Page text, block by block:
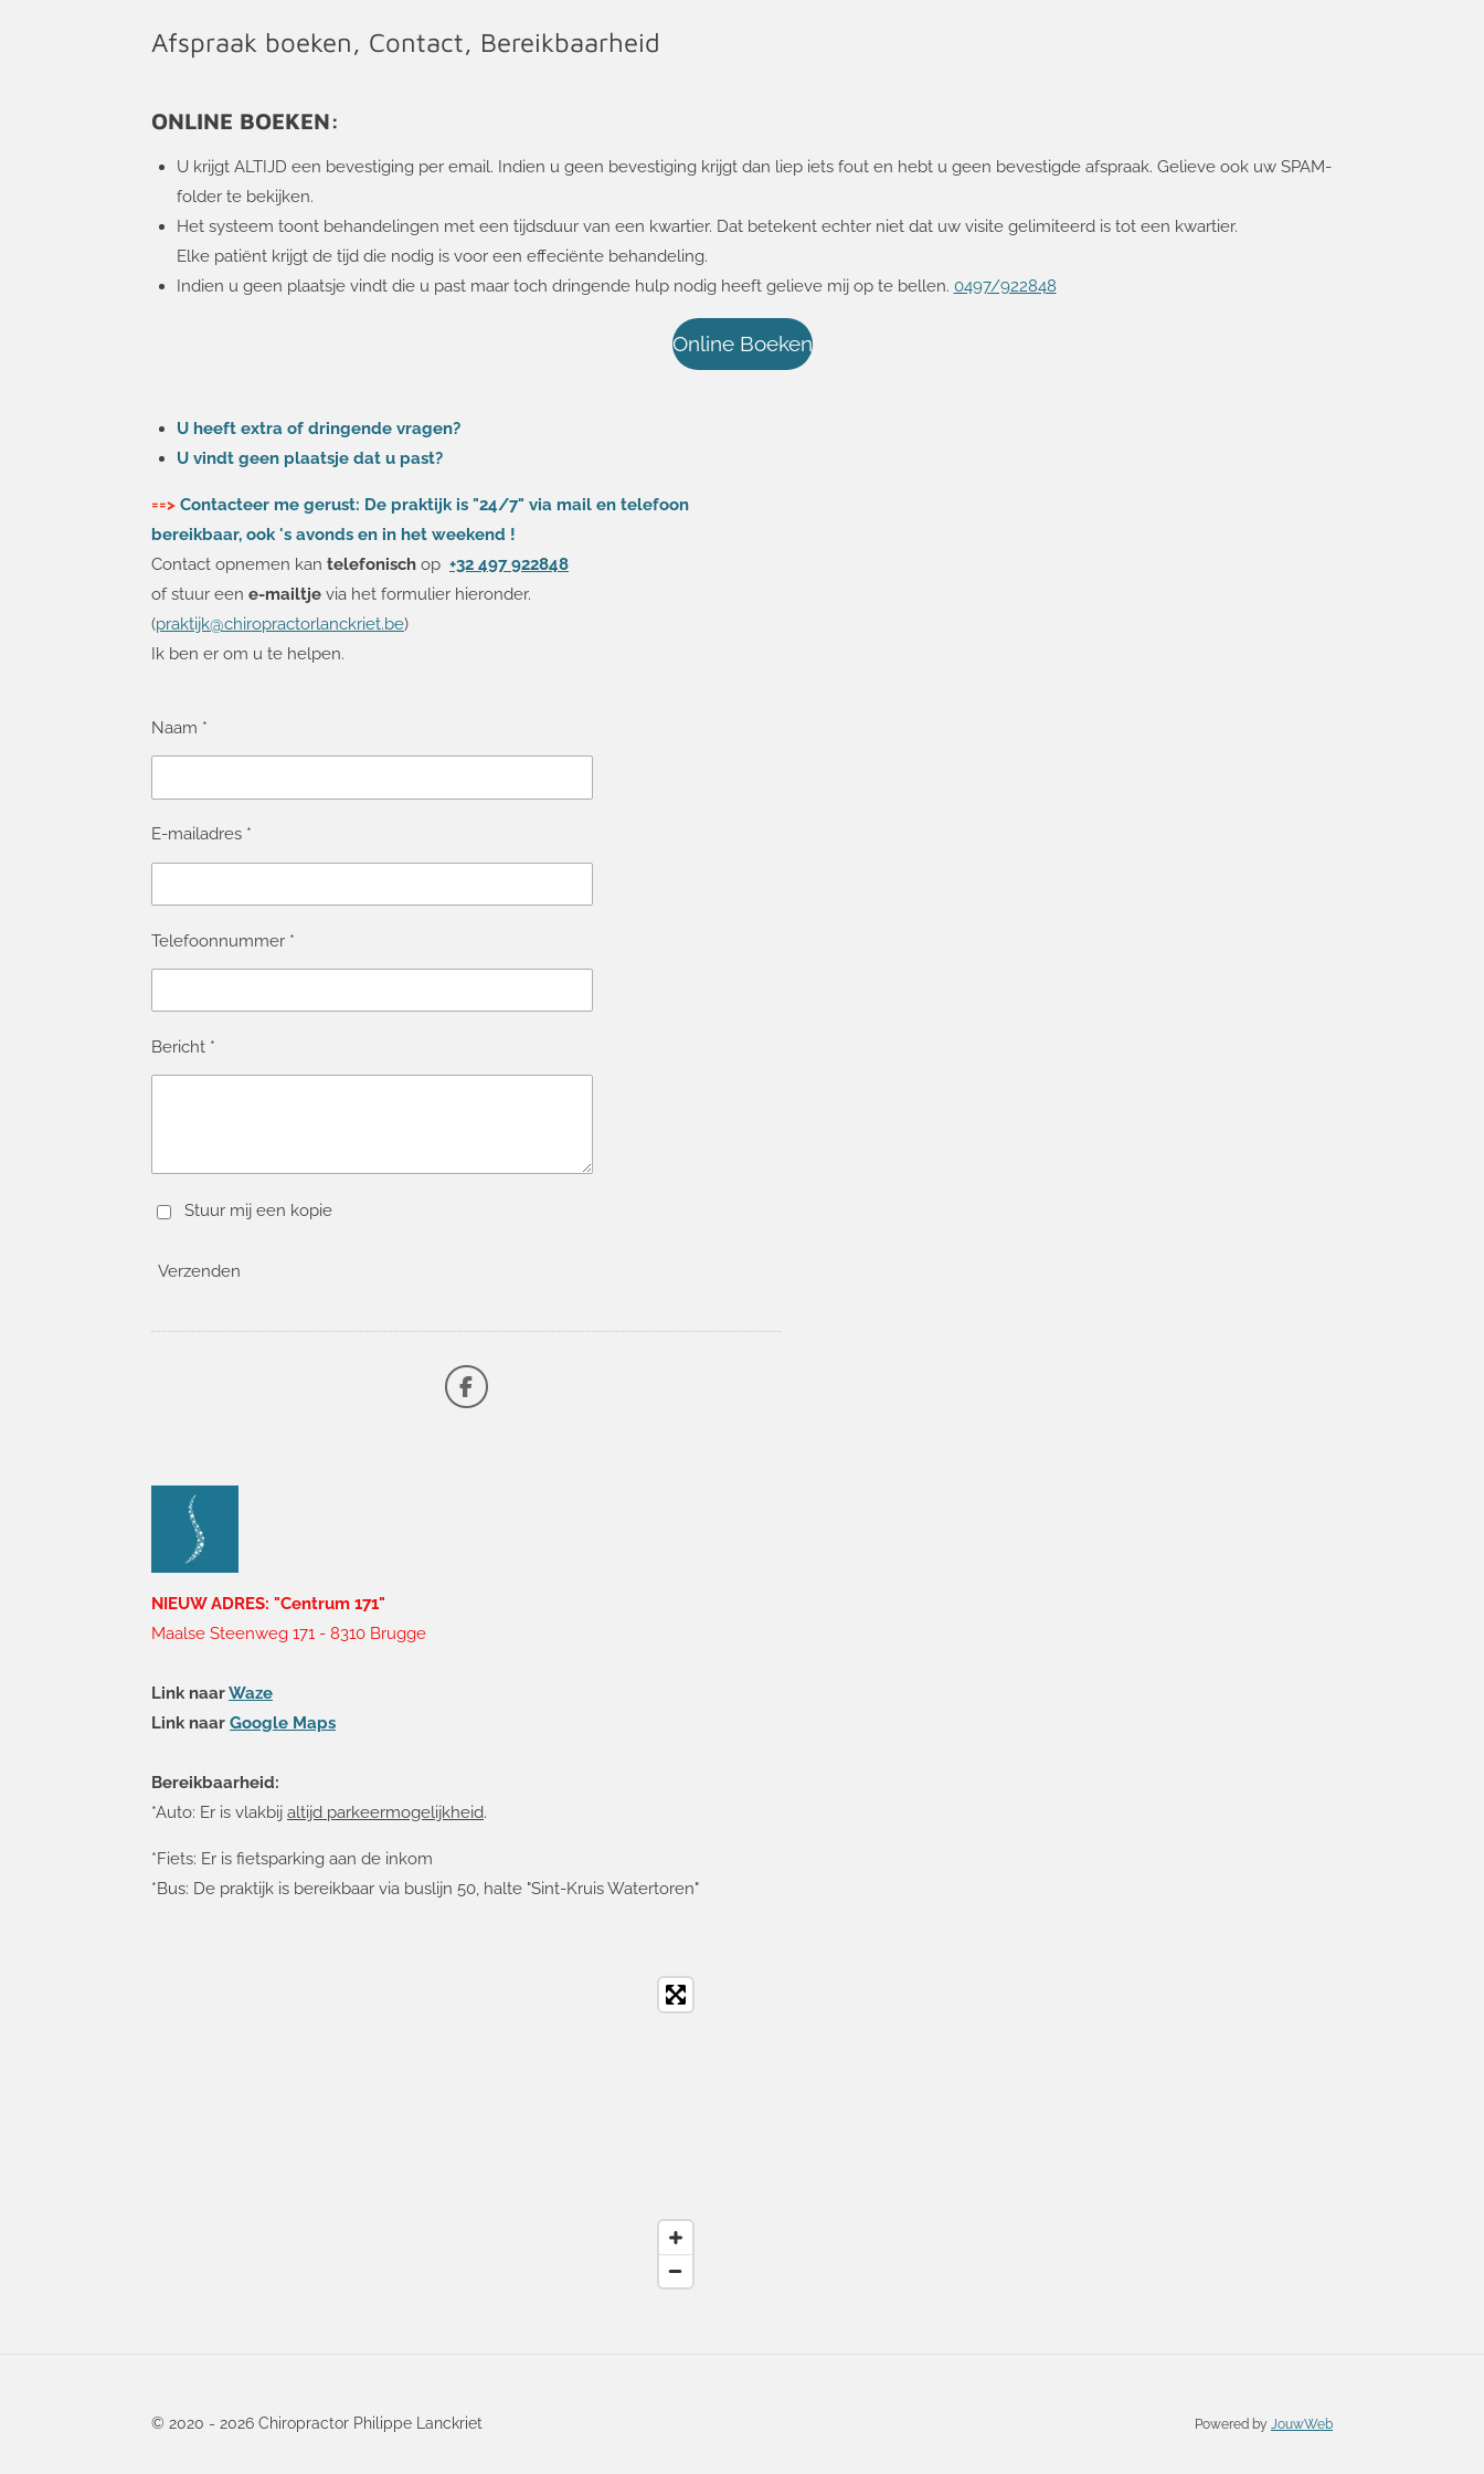
Afspraak boeken, Contact, Bereikbaarheid
ONLINE BOEKEN:
U krijgt ALTIJD een bevestiging per email. Indien u geen bevestiging krijgt dan liep iets fout en hebt u geen bevestigde afspraak. Gelieve ook uw SPAM-
folder te bekijken.
Het systeem toont behandelingen met een tijdsduur van een kwartier. Dat betekent echter niet dat uw visite gelimiteerd is tot een kwartier.
Elke patiënt krijgt de tijd die nodig is voor een effeciënte behandeling.
Indien u geen plaatsje vindt die u past maar toch dringende hulp nodig heeft gelieve mij op te bellen. 0497/922848
Online Boeken
U heeft extra of dringende vragen?
U vindt geen plaatsje dat u past?
==> Contacteer me gerust: De praktijk is "24/7" via mail en telefoon
bereikbaar, ook 's avonds en in het weekend !
Contact opnemen kan telefonisch op +32 497 922848
of stuur een e-mailtje via het formulier hieronder.
(praktijk@chiropractorlanckriet.be)
Ik ben er om u te helpen.
Naam *
E-mailadres *
Telefoonnummer *
Bericht *
Stuur mij een kopie
Verzenden
F
a
NIEUW ADRES: "Centrum 171"
Maalse Steenweg 171 - 8310 Brugge
Link naarWaze
Link naar Google Maps
Bereikbaarheid:
*Auto: Er is vlakbij altijd parkeermogelijkheid.
*Fiets: Er is fietsparking aan de inkom
*Bus: De praktijk is bereikbaar via buslijn 50, halte "Sint-Kruis Watertoren"
© 2020 - 2026 Chiropractor Philippe Lanckriet Powered by JouwWeb